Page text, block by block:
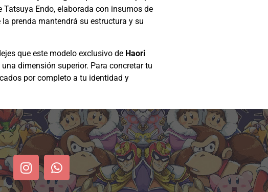
Endo, elaborada con insumos de
prenda mantendrá su estructura y su
que este modelo exclusivo de Haori
dimensión superior. Para concretar tu
por completo a tu identidad y